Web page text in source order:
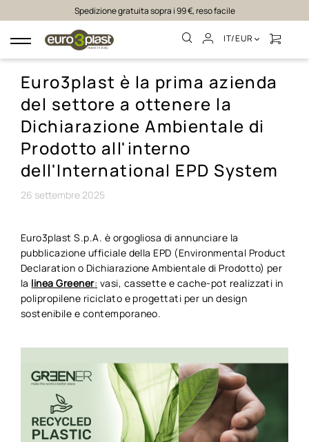
Spedizione gratuita sopra i 99 €, reso facile
navigazione
Toggle
IT/EUR
Euro3plast è la prima azienda
del settore a ottenere la
Dichiarazione Ambientale di
Prodotto all'interno
dell'International EPD System
26 settembre 2025
Euro3plast S.p.A. è orgogliosa di annunciare la
pubblicazione ufficiale della EPD (Environmental Product
Declaration o Dichiarazione Ambientale di Prodotto) per
la linea Greener: vasi, cassette e cache-pot realizzati in
polipropilene riciclato e progettati per un design
sostenibile e contemporaneo.